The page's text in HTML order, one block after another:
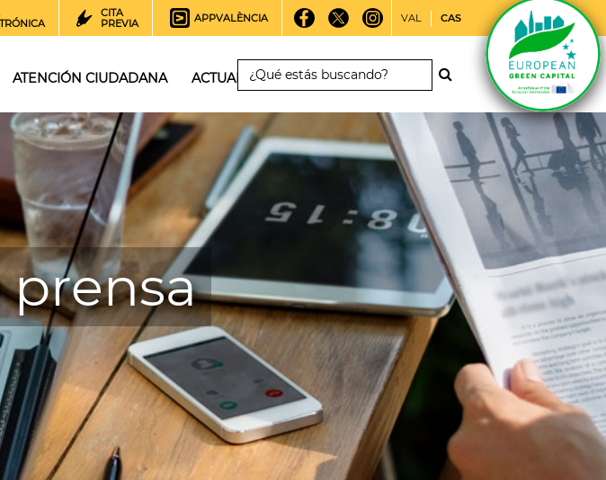
CITA
PREVIA
APPVALÈNCIA VAL CAS
ATENCIÓN CIUDADANA ACTUALIDAD
prensa